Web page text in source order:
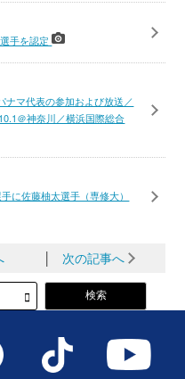
手を認定
ナマ代表の参加および放送／
＠神奈川／横浜国際総合
に佐藤柚太選手（専修大）
│ 次の記事へ